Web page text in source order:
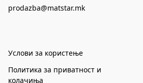
prodazba@matstar.mk
Услови за користење
Политика за приватност и
колачиња